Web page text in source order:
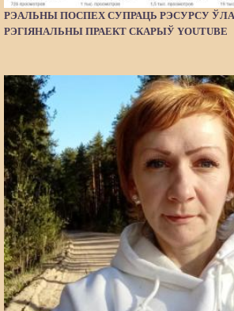
РЭАЛЬНЫ ПОСПЕХ СУПРАЦЬ РЭСУРСУ
РЭГІЯНАЛЬНЫ ПРАЕКТ СКАРЫЎ YOUTUBE